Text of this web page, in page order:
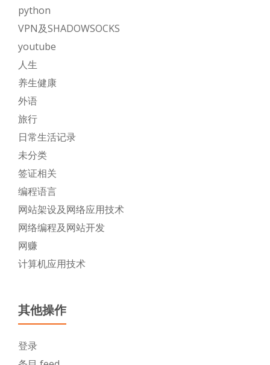
python
VPN及SHADOWSOCKS
youtube
人生
养生健康
外语
旅行
日常生活记录
未分类
签证相关
编程语言
网站架设及网络应用技术
网络编程及网站开发
网赚
计算机应用技术
其他操作
登录